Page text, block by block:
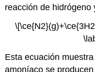
reacción de hidrógeno
Esta ecuación
amoníaco se